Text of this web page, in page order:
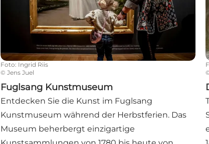
Foto: Ingrid Riis
©Jens Juel
Fuglsang Kunstmuseum
Entdecken Sie die Kunst im Fuglsang
Kunstmuseum während der Herbstferien. Das
Museum beherbergt einzigartige